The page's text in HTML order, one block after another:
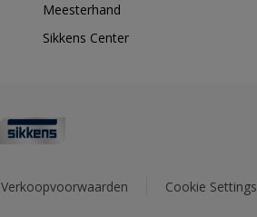
Meesterhand
Sikkens Center
Verkoopvoorwaarden Cookie Settings